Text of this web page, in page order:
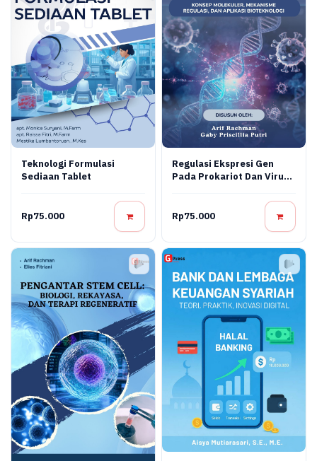
Teknologi Formulasi
Sediaan Tablet
Rp75.000
Regulasi Ekspresi Gen
Pada Prokariot Dan Virus:
Mekanisme Regulasi, Dan
Aplikasi Bioteknologi
Rp75.000